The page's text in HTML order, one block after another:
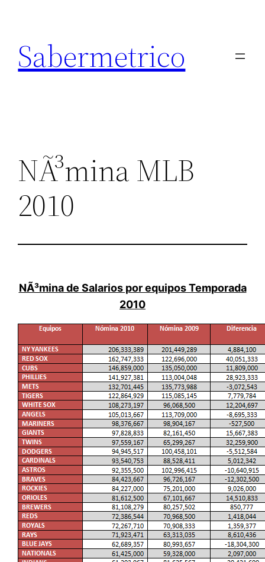
contenido
Sabermetrico
NÃ³mina MLB
2010
NÃ³mina de Salarios por equipos Temporada
2010